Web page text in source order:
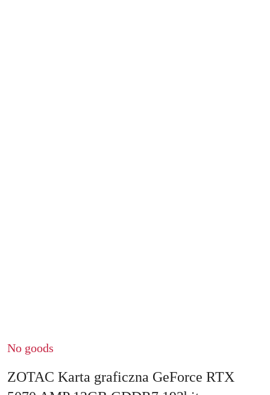
No goods
ZOTAC Karta graficzna GeForce RTX